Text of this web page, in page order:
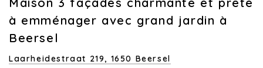
à emménager avec grand jardin à
Beersel
Laarheidestraat 219, 1650 Beersel